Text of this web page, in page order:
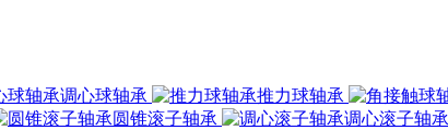
调心球轴承 推力球轴承
圆锥滚子轴承 调心滚子轴承